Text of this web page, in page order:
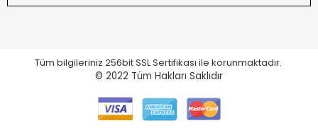
Tüm bilgileriniz 256bit SSL Sertifikası ile korunmaktadır.
© 2022 Tüm Hakları Saklıdır